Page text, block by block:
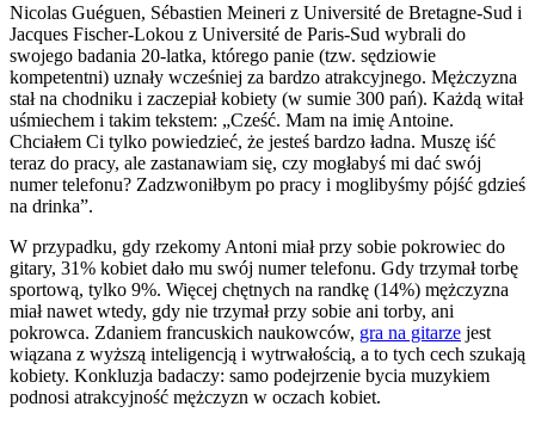
Nicolas Guéguen, Sébastien Meineri z Université de Bretagne-Sud i
Jacques Fischer-Lokou z Université de Paris-Sud wybrali do
swojego badania 20-latka, którego panie (tzw. sędziowie
kompetentni) uznały wcześniej za bardzo atrakcyjnego. Mężczyzna
stał na chodniku i zaczepiał kobiety (w sumie 300 pań). Każdą witał
uśmiechem i takim tekstem: „Cześć. Mam na imię Antoine.
Chciałem Ci tylko powiedzieć, że jesteś bardzo ładna. Muszę iść
teraz do pracy, ale zastanawiam się, czy mogłabyś mi dać swój
numer telefonu? Zadzwoniłbym po pracy i moglibyśmy pójść gdzieś
na drinka”.
W przypadku, gdy rzekomy Antoni miał przy sobie pokrowiec do
gitary, 31% kobiet dało mu swój numer telefonu. Gdy trzymał torbę
sportową, tylko 9%. Więcej chętnych na randkę (14%) mężczyzna
miał nawet wtedy, gdy nie trzymał przy sobie ani torby, ani
pokrowca. Zdaniem francuskich naukowców, gra na gitarze jest
wiązana z wyższą inteligencją i wytrwałością, a to tych cech szukają
kobiety. Konkluzja badaczy: samo podejrzenie bycia muzykiem
podnosi atrakcyjność mężczyzn w oczach kobiet.